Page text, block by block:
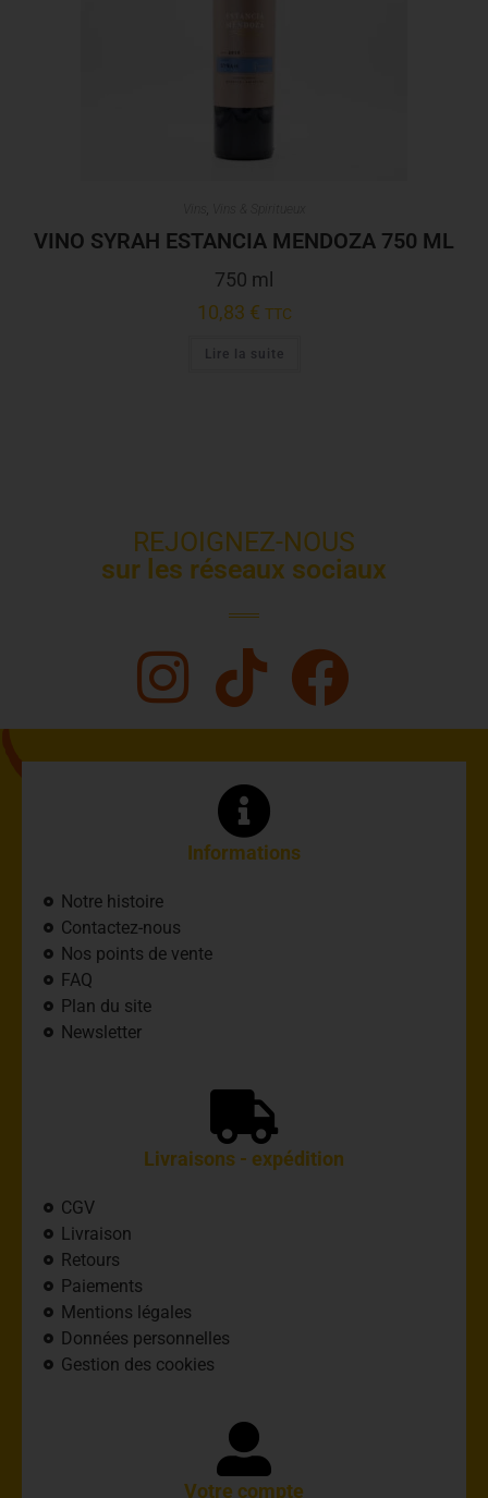
VINO SYRAH ESTANCIA MENDOZA 750 ML
750 ml
10,83 € TTC
Lire la suite
REJOIGNEZ-NOUS
sur les réseaux sociaux
Informations
Notre histoire
Contactez-nous
Nos points de vente
FAQ
Plan du site
Newsletter
Livraisons - expédition
CGV
Livraison
Retours
Paiements
Mentions légales
Données personnelles
Gestion des cookies
Votre compte